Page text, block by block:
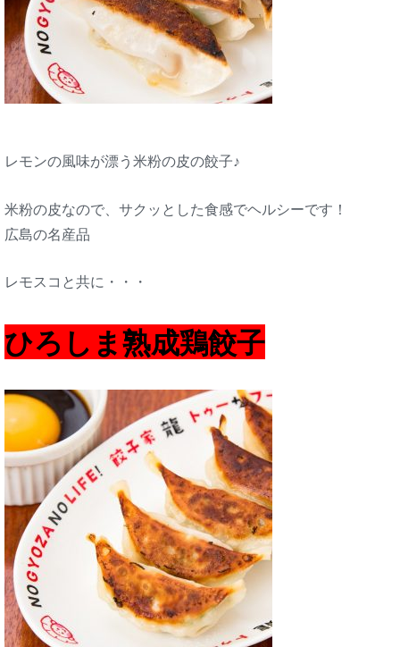
レモンの風味が漂う米粉の皮の餃子♪
米粉の皮なので、サクッとした食感でヘルシーです！
広島の名産品
レモスコと共に・・・
ひろしま熟成鶏餃子